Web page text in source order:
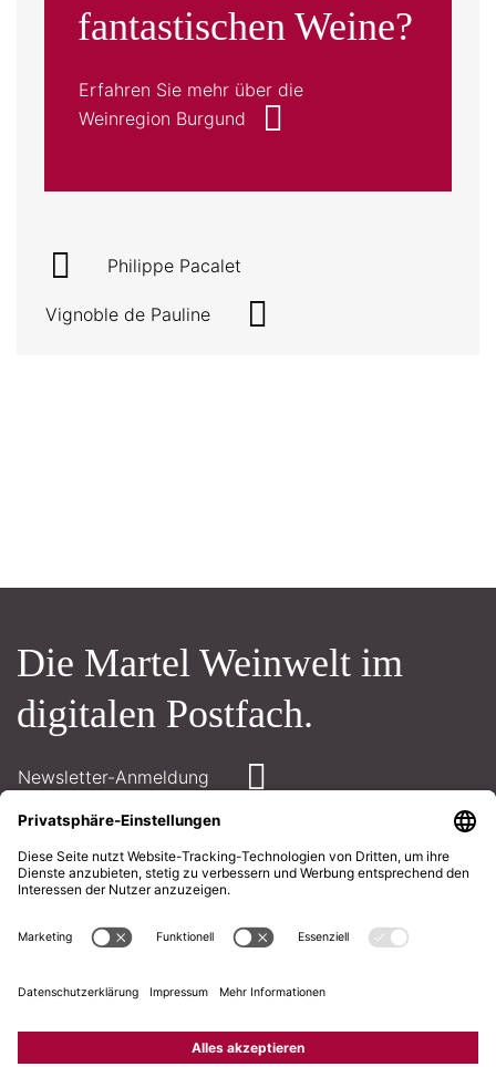
fantastischen Weine?
Erfahren Sie mehr über die
Weinregion Burgund
Philippe Pacalet
Vignoble de Pauline
Die Martel Weinwelt im
digitalen Postfach.
Newsletter-Anmeldung
Kontakt
AGB
Datenschutz